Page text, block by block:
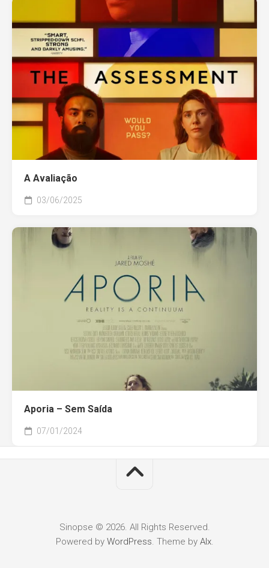
A Avaliação
03/06/2025
Aporia – Sem Saída
07/01/2024
Sinopse © 2026. All Rights Reserved.
Powered by WordPress. Theme by Alx.